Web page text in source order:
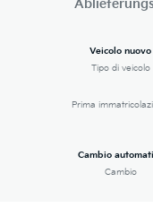
Veicolo nuovo
Tipo di veicolo
Prima
Cambio
Cambio